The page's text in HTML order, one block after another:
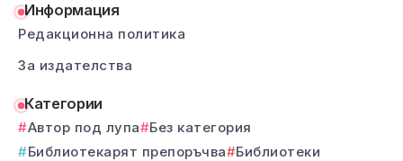
Информация
Редакционна политика
За издателства
Категории
Автор под лупа
Без категория
Библиотекарят препоръчва
Библиотеки